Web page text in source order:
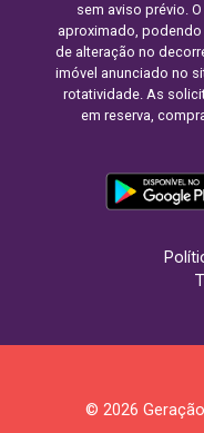
sem aviso prévio.
aproximado, podendo
de alteração no
imóvel anunciado no
rotatividade. As
em reserva,
© 2026